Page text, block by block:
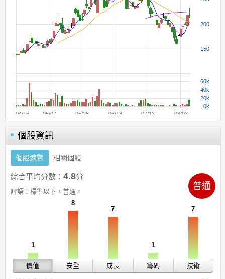
個股資訊
個股速覽 相關個股
綜合平均分數： 4.8分
評語： 標準以下，普通。
普通
1
價值
8
安全
7
成長
1
籌碼
7
技術